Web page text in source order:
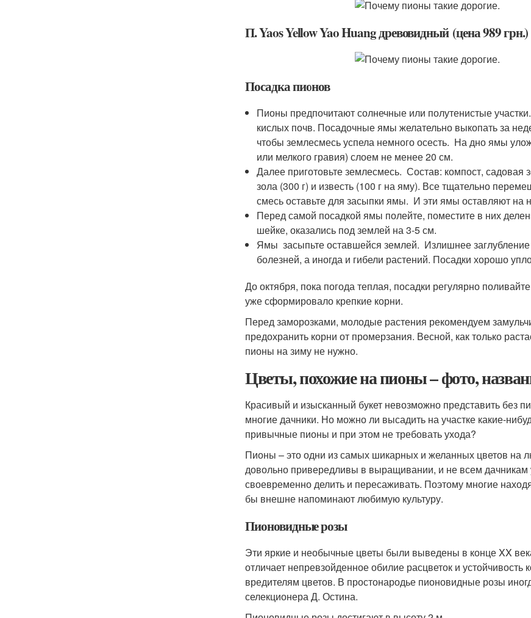
П. Yaos Yellow Yao Huang древовидный (цена 989 грн.)
Посадка пионов
Пионы предпочитают солнечные или полутенистые
кислых почв. Посадочные ямы желательно выкопать за
чтобы землесмесь успела немного осесть. На дно ямы
или мелкого гравия) слоем не менее 20 см.
Далее приготовьте землесмесь. Состав: компост,
зола (300 г) и известь (100 г на яму). Все тщательно
смесь оставьте для засыпки ямы. И эти ямы оставляют на
Перед самой посадкой ямы полейте, поместите в них
шейке, оказались под землей на 3-5 см.
Ямы засыпьте оставшейся землей. Излишнее заглубление
болезней, а иногда и гибели растений. Посадки хорошо
До октября, пока погода теплая, посадки регулярно
уже сформировало крепкие корни.
Перед заморозками, молодые растения рекомендуем
предохранить корни от промерзания. Весной, как только
пионы на зиму не нужно.
Цветы, похожие на пионы – фото,
Красивый и изысканный букет невозможно представить
многие дачники. Но можно ли высадить на участке какие-
привычные пионы и при этом не требовать ухода?
Пионы – это одни из самых шикарных и желанных цветов на
довольно привередливы в выращивании, и не всем дачникам
своевременно делить и пересаживать. Поэтому многие
бы внешне напоминают любимую культуру.
Пионовидные розы
Эти яркие и необычные цветы были выведены в конце XX
отличает непревзойденное обилие расцветок и
вредителям цветов. В простонародье пионовидные розы
селекционера Д. Остина.